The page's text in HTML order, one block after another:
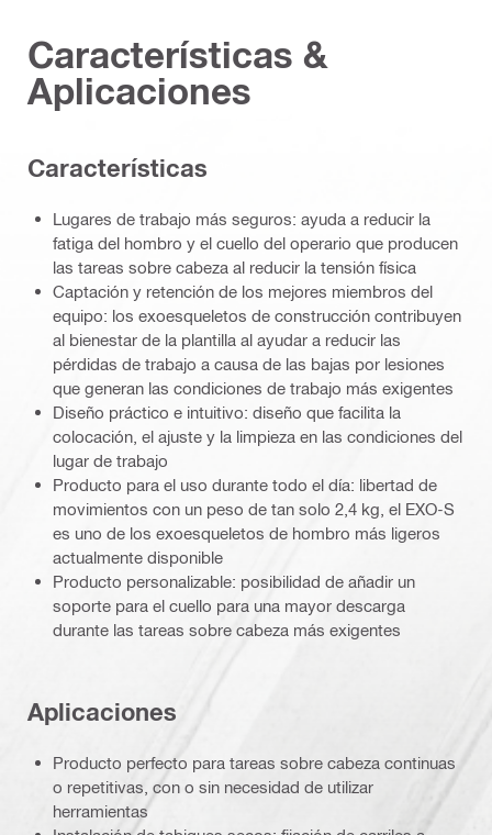
Características &
Aplicaciones
Características
Lugares de trabajo más seguros: ayuda a reducir la
fatiga del hombro y el cuello del operario que producen
las tareas sobre cabeza al reducir la tensión física
Captación y retención de los mejores miembros del
equipo: los exoesqueletos de construcción contribuyen
al bienestar de la plantilla al ayudar a reducir las
pérdidas de trabajo a causa de las bajas por lesiones
que generan las condiciones de trabajo más exigentes
Diseño práctico e intuitivo: diseño que facilita la
colocación, el ajuste y la limpieza en las condiciones del
lugar de trabajo
Producto para el uso durante todo el día: libertad de
movimientos con un peso de tan solo 2,4 kg, el EXO-S
es uno de los exoesqueletos de hombro más ligeros
actualmente disponible
Producto personalizable: posibilidad de añadir un
soporte para el cuello para una mayor descarga
durante las tareas sobre cabeza más exigentes
Aplicaciones
Producto perfecto para tareas sobre cabeza continuas
o repetitivas, con o sin necesidad de utilizar
herramientas